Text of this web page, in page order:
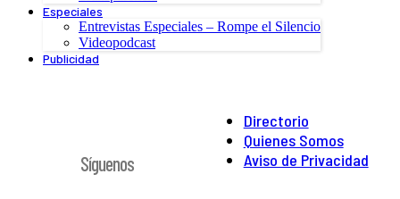
Especiales
Entrevistas Especiales – Rompe el Silencio
Videopodcast
Publicidad
Directorio
Quienes Somos
Aviso de Privacidad
Síguenos